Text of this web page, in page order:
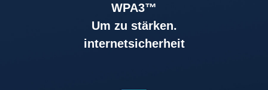
WPA3™
Um zu stärken.
internetsicherheit